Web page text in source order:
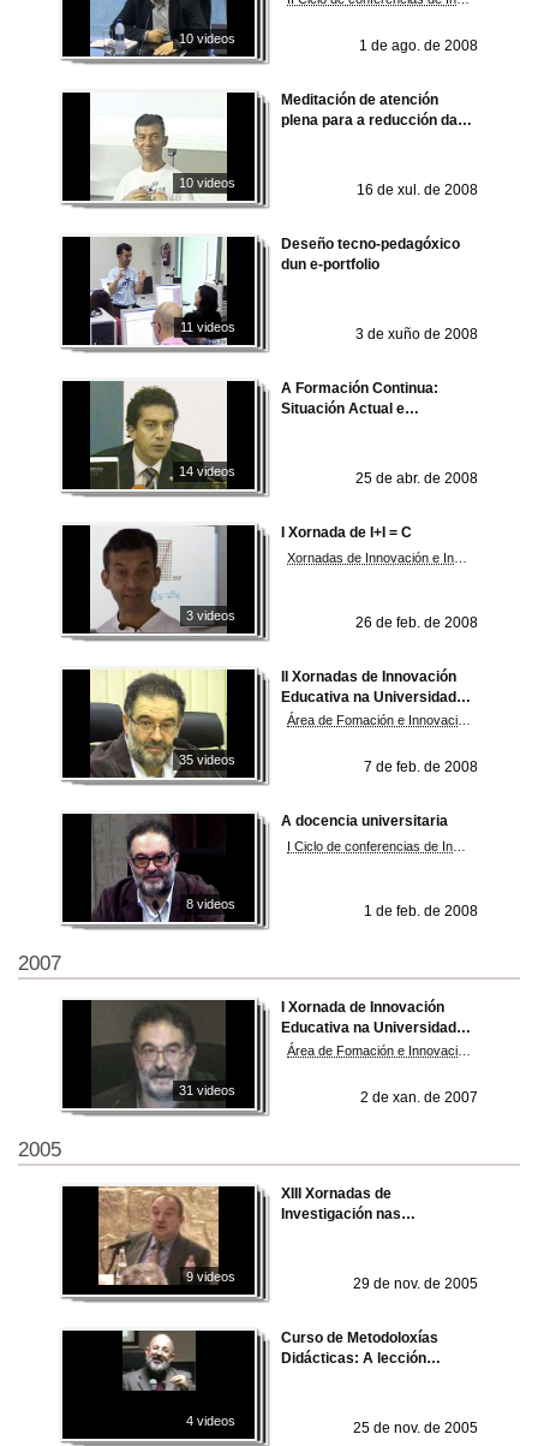
10 videos 1 de ago. de 2008
10 videos
Meditación de atención
plena para a reducción das
16 de xul. de 2008
11 videos
Deseño tecno-pedagóxico
dun e-portfolio
3 de xuño de 2008
14 videos
A Formación Continua:
Situación Actual e
25 de abr. de 2008
3 videos
I Xornada de I+I = C
26 de feb. de 2008
35 videos
II Xornadas de Innovación
Educativa na Universidade.
2007
7 de feb. de 2008
8 videos
A docencia universitaria
1 de feb. de 2008
2007
31 videos
I Xornada de Innovación
Educativa na Universidade.
2006
2 de xan. de 2007
2005
9 videos
XIII Xornadas de
Investigación nas
29 de nov. de 2005
4 videos
Curso de Metodoloxías
Didácticas: A lección
25 de nov. de 2005